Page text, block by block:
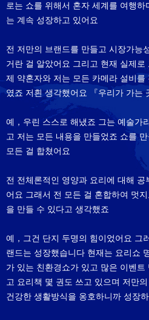
로는 쇼를 위해서 혼자 세계를 여행
는 계속 성장하고 있어요
전 저만의 브랜드를 만들고 시장가능
거란 걸 알았어요 그리고 현재 실제
제 약혼자와 저는 모든 카메라 설비
였죠 저흰 생각했어요 『우리가 가는
예，우린 스스로 해냈죠 그는 예술가
고 저는 모든 내용을 만들었죠 쇼를
모든 걸 합쳤어요
전 전체론적인 영양과 요리에 대해
어요 그래서 전 모든 걸 혼합하여 멋
을 만들 수 있다고 생각했죠
예，그건 단지 두명의 힘이었어요 그
랜드는 성장했습니다 현재는 요리쇼
가 있는 친환경쇼가 있고 많은 이벤
고 요리책 몇 권도 쓰고 있으며 저만
건강한 생활방식을 옹호하니까 성장